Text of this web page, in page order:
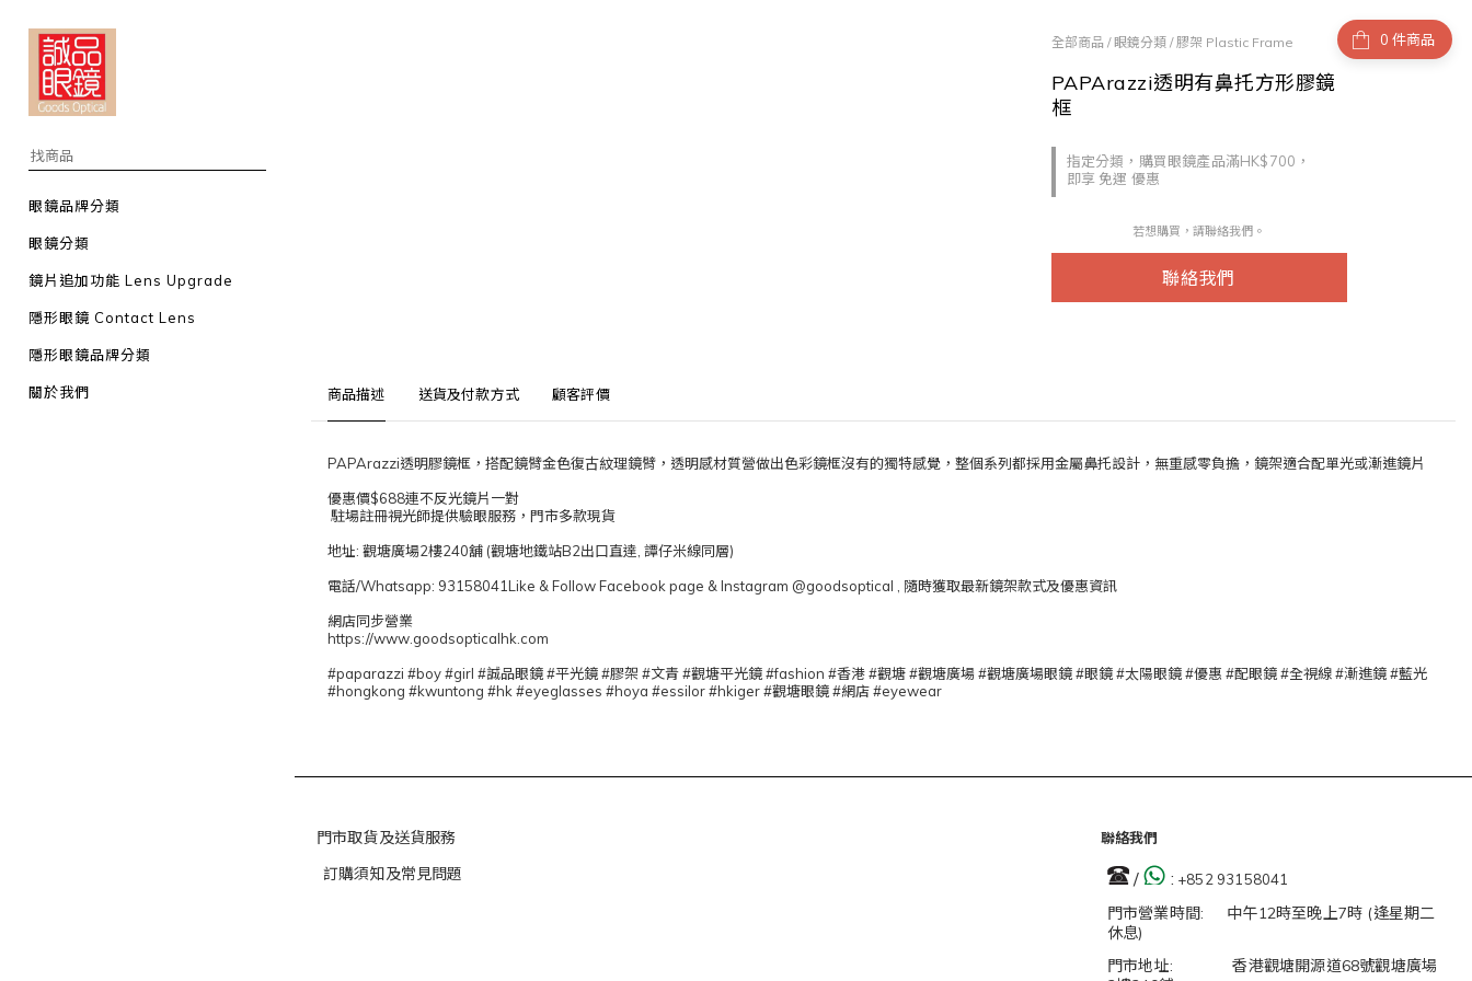
眼鏡品牌分類
眼鏡分類
鏡片追加功能 Lens Upgrade
隱形眼鏡 Contact Lens
隱形眼鏡品牌分類
關於我們
件商品
全部商品 /眼鏡分類/膠架 Plastic Frame
PAPArazzi透明有鼻托方形膠鏡
框
指定分類，購買眼鏡產品滿HK$700，
即享 免運 優惠
若想購買，請聯絡我們。
聯絡我們
商品描述 送貨及付款方式 顧客評價
PAPArazzi透明膠鏡框，搭配鏡臂金色復古紋理鏡臂，透明感材質營做出色彩鏡框沒有的獨特感覺，整個系列都採用金屬鼻托設計，無重感零負擔，鏡架適合配單光或漸進鏡片
優惠價$688連不反光鏡片一對
駐場註冊視光師提供驗眼服務，門市多款現貨
地址: 觀塘廣場2樓240舖 (觀塘地鐵站B2出口直達, 譚仔米線同層)
電話/Whatsapp: 93158041Like & Follow Facebook page & Instagram @goodsoptical , 隨時獲取最新鏡架款式及優惠資訊
網店同步營業
https://www.goodsopticalhk.com
#paparazzi #boy #girl #誠品眼鏡 #平光鏡 #膠架 #文青 #觀塘平光鏡 #fashion #香港 #觀塘 #觀塘廣場 #觀塘廣場眼鏡 #眼鏡 #太陽眼鏡 #優惠 #配眼鏡 #全視線 #漸進鏡 #藍光
#hongkong #kwuntong #hk #eyeglasses #hoya #essilor #hkiger #觀塘眼鏡 #網店 #eyewear
門市取貨及送貨服務
訂購須知及常見問題
聯絡我們
/ : +852 93158041
門市營業時間: 中午12時至晚上7時 (逢星期二
休息)
門市地址: 香港觀塘開源道68號觀塘廣場